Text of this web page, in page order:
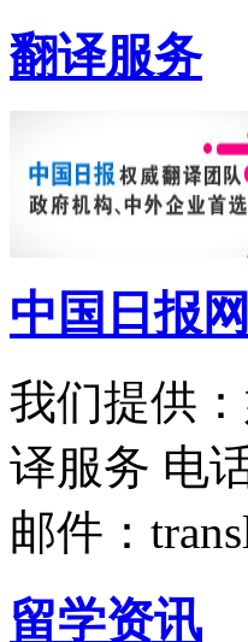
翻译服务
中国日报
我们提供
译服务 电
邮件：
留学资讯